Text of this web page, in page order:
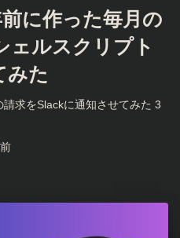
に作った毎月の
ェルスクリプト
みた
求をSlackに通知させてみた 3
前